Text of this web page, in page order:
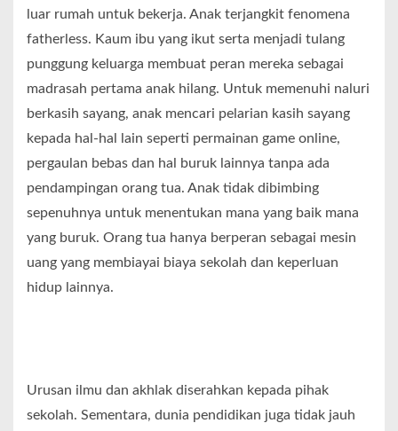
luar rumah untuk bekerja. Anak terjangkit fenomena
fatherless. Kaum ibu yang ikut serta menjadi tulang
punggung keluarga membuat peran mereka sebagai
madrasah pertama anak hilang. Untuk memenuhi naluri
berkasih sayang, anak mencari pelarian kasih sayang
kepada hal-hal lain seperti permainan game online,
pergaulan bebas dan hal buruk lainnya tanpa ada
pendampingan orang tua. Anak tidak dibimbing
sepenuhnya untuk menentukan mana yang baik mana
yang buruk. Orang tua hanya berperan sebagai mesin
uang yang membiayai biaya sekolah dan keperluan
hidup lainnya.
Urusan ilmu dan akhlak diserahkan kepada pihak
sekolah. Sementara, dunia pendidikan juga tidak jauh